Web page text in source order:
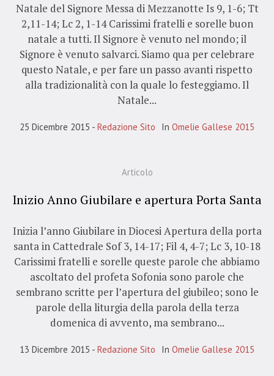
Natale del Signore Messa di Mezzanotte Is 9, 1-6; Tt
2,11-14; Lc 2, 1-14 Carissimi fratelli e sorelle buon
natale a tutti. Il Signore è venuto nel mondo; il
Signore è venuto salvarci. Siamo qua per celebrare
questo Natale, e per fare un passo avanti rispetto
alla tradizionalità con la quale lo festeggiamo. Il
Natale...
25 Dicembre 2015 Redazione Sito In Omelie Gallese 2015
Articolo
Inizio Anno Giubilare e apertura Porta Santa
Inizia l’anno Giubilare in Diocesi Apertura della porta
santa in Cattedrale Sof 3, 14-17; Fil 4, 4-7; Lc 3, 10-18
Carissimi fratelli e sorelle queste parole che abbiamo
ascoltato del profeta Sofonia sono parole che
sembrano scritte per l’apertura del giubileo; sono le
parole della liturgia della parola della terza
domenica di avvento, ma sembrano...
13 Dicembre 2015 Redazione Sito In Omelie Gallese 2015